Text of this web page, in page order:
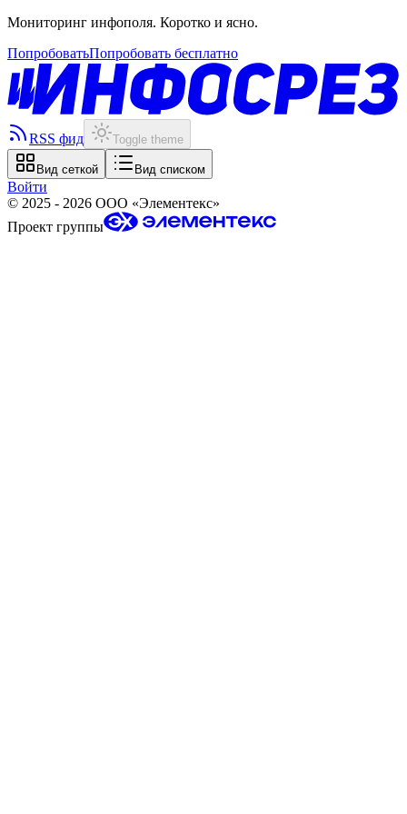
Мониторинг инфополя. Коротко и ясно.
ПопробоватьПопробовать бесплатно
RSS фид Toggle theme
Вид сеткой Вид списком
Войти
© 2025 - 2026 ООО «Элементекс»
Проект группы